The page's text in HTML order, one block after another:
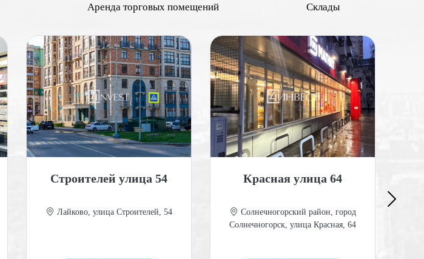
Аренда торговых помещений Склады
Строителей улица 54
Лайково, улица Строителей, 54
Красная улица 64
Солнечногорский район, город
Солнечногорск, улица Красная, 64